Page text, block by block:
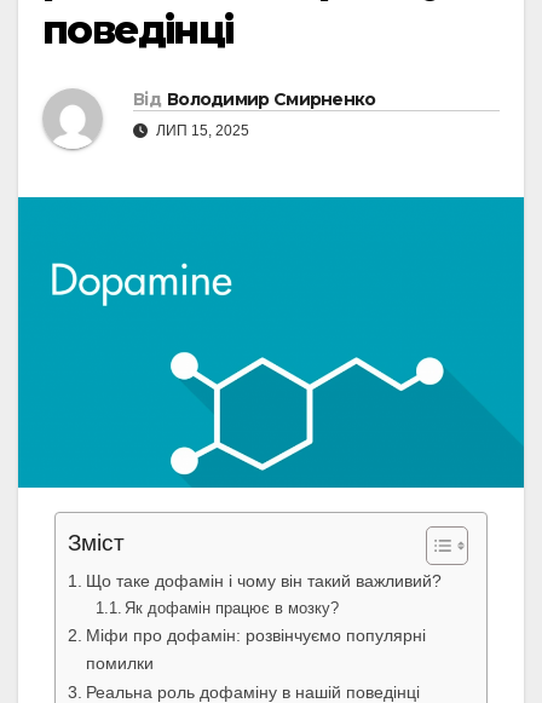
поведінці
Від Володимир Смирненко
ЛИП 15, 2025
Зміст
Що таке дофамін і чому він такий важливий?
Як дофамін працює в мозку?
Міфи про дофамін: розвінчуємо популярні
помилки
Реальна роль дофаміну в нашій поведінці